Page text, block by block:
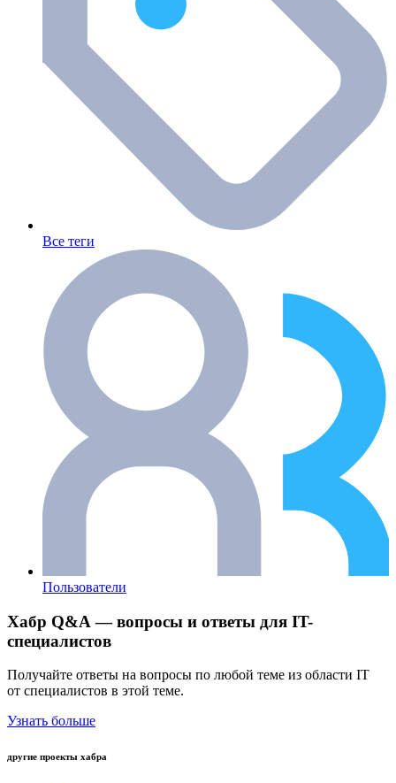
Все теги
Пользователи
Хабр Q&A — вопросы и ответы для IT-
специалистов
Получайте ответы на вопросы по любой теме из области IT
от специалистов в этой теме.
Узнать больше
другие проекты хабра